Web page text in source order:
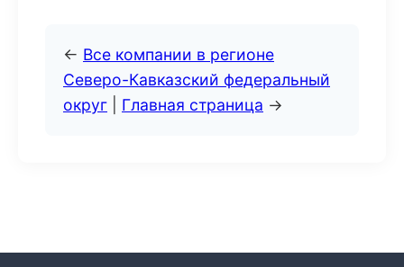
← Все компании в регионе
Северо-Кавказский федеральный
округ
Главная страница →